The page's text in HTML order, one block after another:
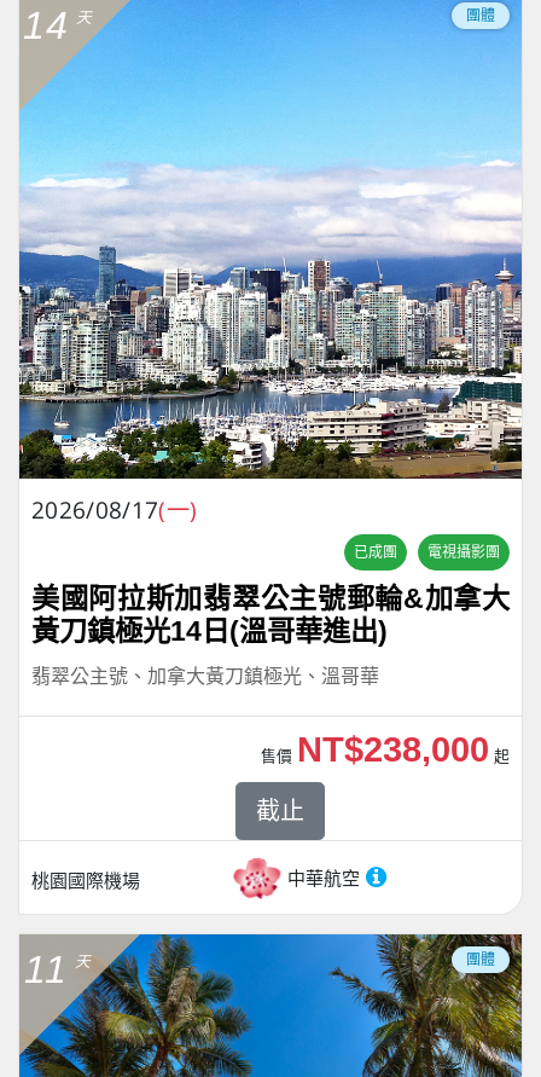
14 天 團體
2026/08/17(一)
已成團 電視攝影團
美國阿拉斯加翡翠公主號郵輪&加拿大
黃刀鎮極光14日(溫哥華進出)
翡翠公主號、加拿大黃刀鎮極光、溫哥華
桃園國際機場 中華航空
售價 NT$238,000 起
截止
11 天 團體